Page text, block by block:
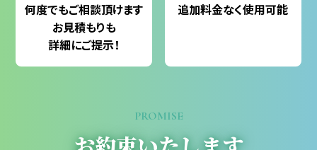
何度でもご相談頂けます
お見積もりも
詳細にご提示！
追加料金なく使用可能